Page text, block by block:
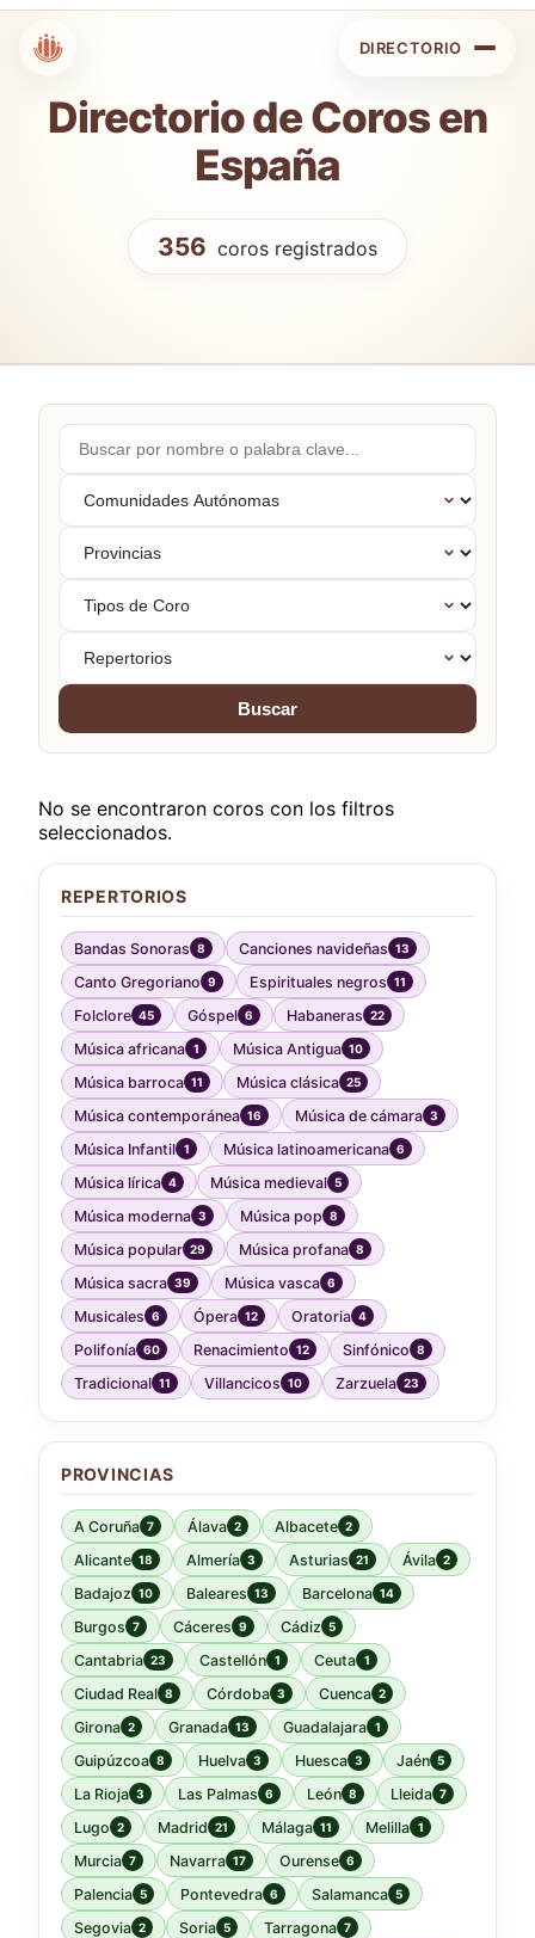
Directorio de Coros en
España
356 coros registrados
REPERTORIOS
Bandas Sonoras 8 Canciones navideñas 13
Canto Gregoriano 9 Espirituales negros 11
Folclore 45 Góspel 6 Habaneras 22
Música africana 1 Música Antigua 10
Música barroca 11 Música clásica 25
Música contemporánea 16 Música de cámara 3
Música Infantil 1 Música latinoamericana 6
Música lírica 4 Música medieval 5
Música moderna 3 Música pop 8
Música popular 29 Música profana 8
Música sacra 39 Música vasca 6
Musicales 6 Ópera 12 Oratoria 4
Polifonía 60 Renacimiento 12 Sinfónico 8
Tradicional 11 Villancicos 10 Zarzuela 23
PROVINCIAS
A Coruña 7 Álava 2 Albacete 2
Alicante 18 Almería 3 Asturias 21 Ávila 2
Badajoz 10 Baleares 13 Barcelona 14
Burgos 7 Cáceres 9 Cádiz 5
Cantabria 23 Castellón 1 Ceuta 1
Ciudad Real 8 Córdoba 3 Cuenca 2
Girona 2 Granada 13 Guadalajara 1
Guipúzcoa 8 Huelva 3 Huesca 3 Jaén 5
La Rioja 3 Las Palmas 6 León 8 Lleida 7
Lugo 2 Madrid 21 Málaga 11 Melilla 1
Murcia 7 Navarra 17 Ourense 6
Palencia 5 Pontevedra 6 Salamanca 5
Segovia 2 Soria 5 Tarragona 7
Buscar
por
nombre...
Comunidades
Autónomas
Provincias
Tipos
Coro
Repertorios
Buscar
No se encontraron coros con los filtros
seleccionados.
DIRECTORIO